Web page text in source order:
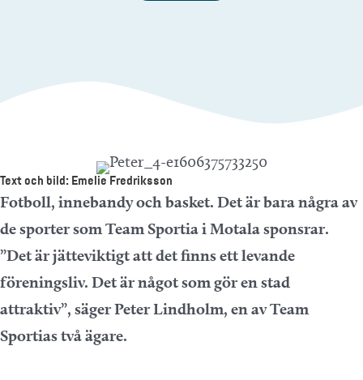
Text och bild: Emelie Fredriksson
Fotboll, innebandy och basket. Det är bara några av
de sporter som Team Sportia i Motala sponsrar.
”Det är jätteviktigt att det finns ett levande
föreningsliv. Det är något som gör en stad
attraktiv”, säger Peter Lindholm, en av Team
Sportias två ägare.